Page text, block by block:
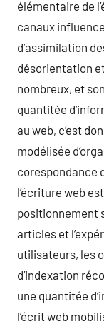
élémentaire de
canaux
d’assimilation
désorientation
nombreux, et
quantitée
au web, c’est
modélisée
corespondance
l’écriture web
positionnement
articles et
utilisateurs, les
d’indexation
une quantitée
l’écrit web